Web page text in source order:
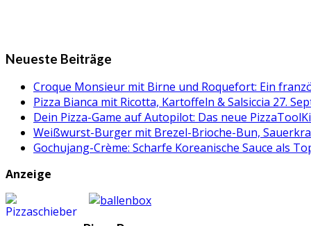
Neueste Beiträge
Croque Monsieur mit Birne und Roquefort: Ein
Pizza Bianca mit Ricotta, Kartoffeln & Salsiccia 27.
Dein Pizza-Game auf Autopilot: Das neue
Weißwurst-Burger mit Brezel-Brioche-Bun,
Gochujang-Crème: Scharfe Koreanische Sauce als
Anzeige